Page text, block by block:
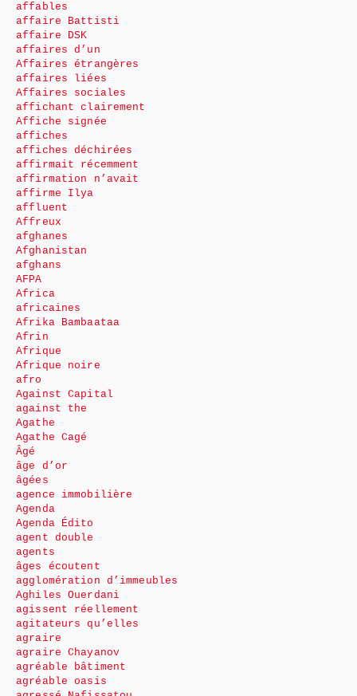
affables
affaire Battisti
affaire DSK
affaires d’un
Affaires étrangères
affaires liées
Affaires sociales
affichant clairement
Affiche signée
affiches
affiches déchirées
affirmait récemment
affirmation n’avait
affirme Ilya
affluent
Affreux
afghanes
Afghanistan
afghans
AFPA
Africa
africaines
Afrika Bambaataa
Afrin
Afrique
Afrique noire
afro
Against Capital
against the
Agathe
Agathe Cagé
Âgé
âge d’or
âgées
agence immobilière
Agenda
Agenda Édito
agent double
agents
âges écoutent
agglomération d’immeubles
Aghiles Ouerdani
agissent réellement
agitateurs qu’elles
agraire
agraire Chayanov
agréable bâtiment
agréable oasis